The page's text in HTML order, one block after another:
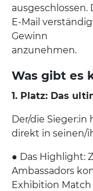
ausgeschlossen.
E-Mail
Gewinn
anzunehmen.
Was gibt es
1. Platz: Das
Der/die
direkt in seinen/
● Das Highlight:
Ambassadors
Exhibition Match